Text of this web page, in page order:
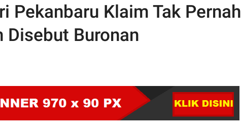
Pekanbaru Klaim Tak Pernah
Disebut Buronan